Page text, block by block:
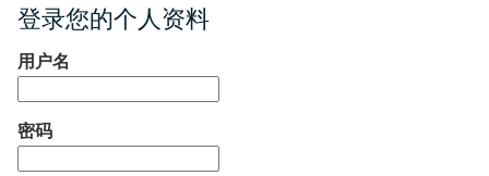
登录您的个人资料
用户名
密码